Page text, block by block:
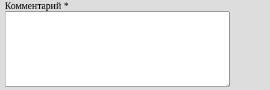
Комментарий *